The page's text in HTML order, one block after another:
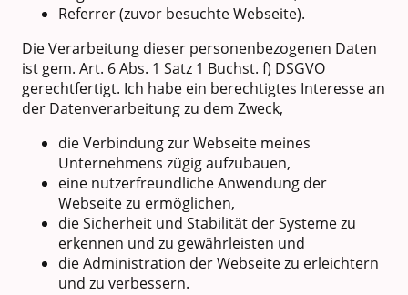
Referrer (zuvor besuchte Webseite).
Die Verarbeitung dieser personenbezogenen Daten
ist gem. Art. 6 Abs. 1 Satz 1 Buchst. f) DSGVO
gerechtfertigt. Ich habe ein berechtigtes Interesse an
der Datenverarbeitung zu dem Zweck,
die Verbindung zur Webseite meines
Unternehmens zügig aufzubauen,
eine nutzerfreundliche Anwendung der
Webseite zu ermöglichen,
die Sicherheit und Stabilität der Systeme zu
erkennen und zu gewährleisten und
die Administration der Webseite zu erleichtern
und zu verbessern.